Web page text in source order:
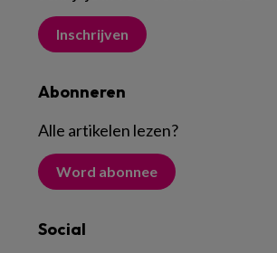
Inschrijven
Abonneren
Alle artikelen lezen?
Word abonnee
Social